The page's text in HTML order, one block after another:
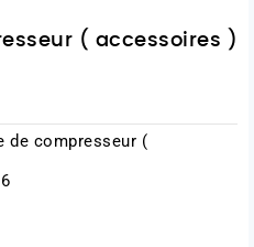
( accessoires )
de compresseur (